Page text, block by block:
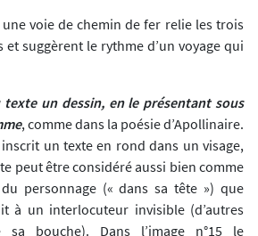
une voie de chemin de fer relie les trois
et suggèrent le rythme d’un voyage qui
un dessin, en le présentant sous
, comme dans la poésie d’Apollinaire.
inscrit un texte en rond dans un visage,
peut être considéré aussi bien comme
personnage (« dans sa tête ») que
à un interlocuteur invisible (d’autres
bouche). Dans l’image n°15 le